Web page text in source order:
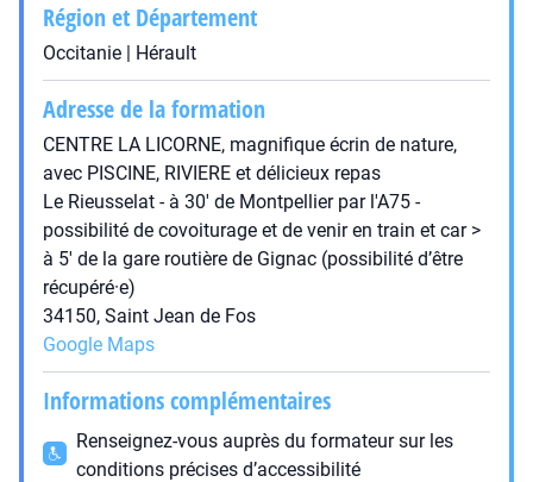
Région et Département
Occitanie | Hérault
Adresse de la formation
CENTRE LA LICORNE, magnifique écrin de nature,
avec PISCINE, RIVIERE et délicieux repas
Le Rieusselat - à 30′ de Montpellier par l'A75 -
possibilité de covoiturage et de venir en train et car >
à 5′ de la gare routière de Gignac (possibilité d’être
récupéré·e)
34150, Saint Jean de Fos
Google Maps
Informations complémentaires
Renseignez-vous auprès du formateur sur les
conditions précises d’accessibilité